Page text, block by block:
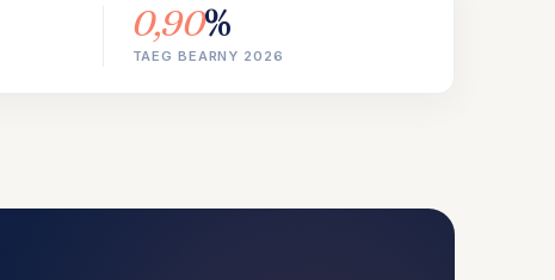
0,90%
TAEG BEARNY 2026